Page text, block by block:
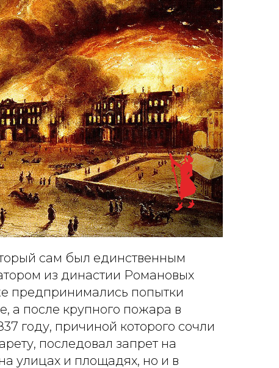
сам был единственным
из династии Романовых
предпринимались попытки
а после крупного пожара в
году, причиной которого сочли
последовал запрет на
улицах и площадях, но и в